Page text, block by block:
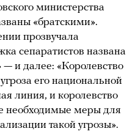
министерства
«братскими».
прозвучала
сепаратистов названа
и далее: «Королевство
его национальной
линия, и королевство
необходимые меры для
такой угрозы».